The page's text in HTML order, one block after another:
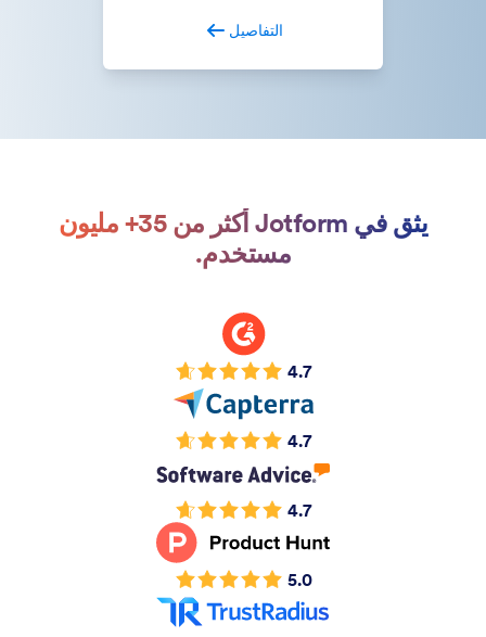
التفاصيل
يثق في Jotform أكثر من 35+ مليون
مستخدم.
4.7
4.7
4.7
5.0